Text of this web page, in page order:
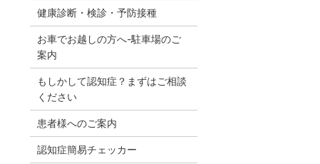
健康診断・検診・予防接種
お車でお越しの方へ-駐車場のご
案内
もしかして認知症？まずはご相談
ください
患者様へのご案内
認知症簡易チェッカー